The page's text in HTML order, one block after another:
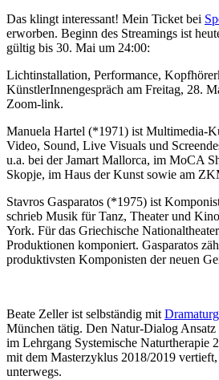
Das klingt interessant! Mein Ticket bei
erworben. Beginn des Streamings ist
gültig bis 30. Mai um 24:00:
Lichtinstallation, Performance,
KünstlerInnengespräch am Freitag, 28.
Zoom-link.
Manuela Hartel (*1971) ist Multimedia-
Video, Sound, Live Visuals und
u.a. bei der Jamart Mallorca, im MoCA
Skopje, im Haus der Kunst sowie am
Stavros Gasparatos (*1975) ist
schrieb Musik für Tanz, Theater und
York. Für das Griechische
Produktionen komponiert. Gasparatos
produktivsten Komponisten der neuen
Beate Zeller ist selbständig mit
München tätig. Den Natur-Dialog Ansatz
im Lehrgang Systemische Naturtherapie
mit dem Masterzyklus 2018/2019
unterwegs.